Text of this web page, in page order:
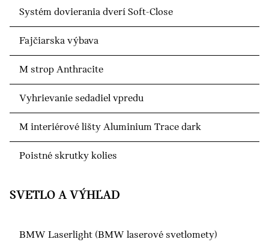
Systém dovierania dverí Soft-Close
Fajčiarska výbava
M strop Anthracite
Vyhrievanie sedadiel vpredu
M interiérové lišty Aluminium Trace dark
Poistné skrutky kolies
SVETLO A VÝHĽAD
BMW Laserlight (BMW laserové svetlomety)